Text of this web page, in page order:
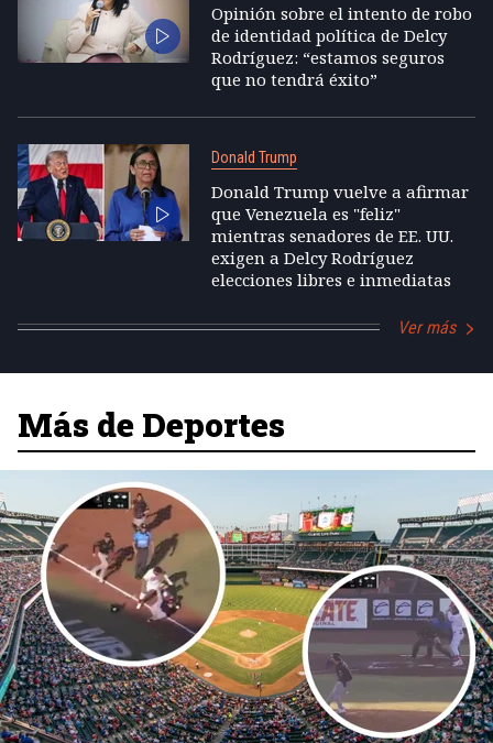
Opinión sobre el intento de robo
de identidad política de Delcy
Rodríguez: “estamos seguros
que no tendrá éxito”
Donald Trump
Donald Trump vuelve a afirmar
que Venezuela es "feliz"
mientras senadores de EE. UU.
exigen a Delcy Rodríguez
elecciones libres e inmediatas
Ver más
Más de Deportes